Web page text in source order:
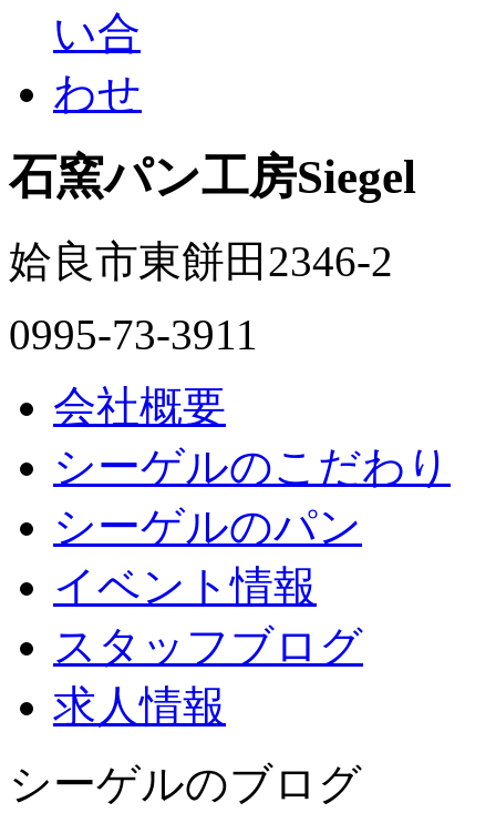
石窯パン工房Siegel
姶良市東餅田2346-2
0995-73-3911
会社概要
シーゲルのこだわり
シーゲルのパン
イベント情報
スタッフブログ
求人情報
シーゲルのブログ